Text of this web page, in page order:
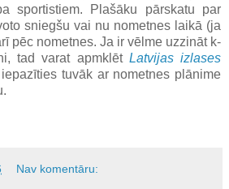
sportistiem. Plašāku pārskatu par
sniegšu vai nu nometnes laikā (ja
pēc nometnes. Ja ir vēlme uzzināt k-
tad varat apmklētLatvijas izlases
tuvāk ar nometnes plānime
Nav komentāru: